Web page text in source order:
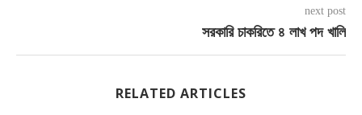
next post
সরকারি চাকরিতে ৪ লাখ পদ খালি
RELATED ARTICLES